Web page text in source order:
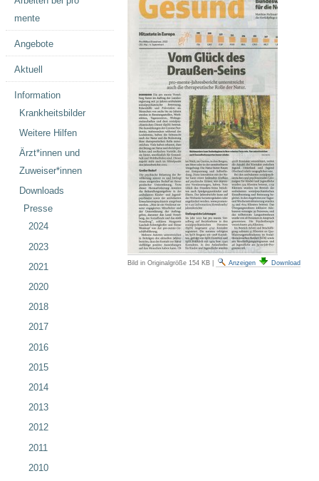
Bild in Originalgröße 154 KB| Anzeigen Download
mente
Angebote
Aktuell
Information
Krankheitsbilder
Weitere Hilfen
Ärzt*innen und
Zuweiser*innen
Downloads
Presse
2024
2023
2021
2020
2018
2017
2016
2015
2014
2013
2012
2011
2010